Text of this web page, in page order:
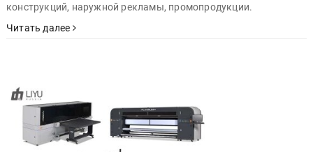
конструкций, наружной рекламы, промопродукции.
Читать далее